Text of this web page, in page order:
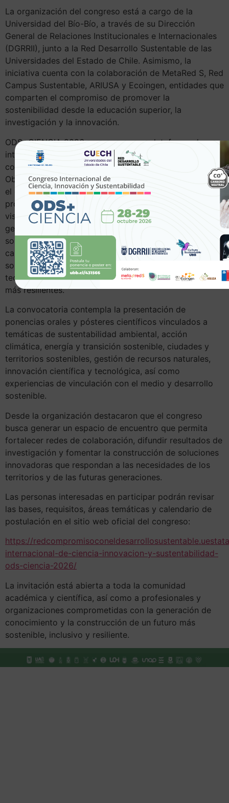
La organización del congreso está a cargo de la
Universidad del Bío-Bío, a través de su Dirección
General de Relaciones Institucionales e Internacionales
(DGRRII), junto a la Red Desarrollo Sustentable de las
Universidades del Estado de Chile. Asimismo, la
iniciativa cuenta con la colaboración de MetaRed S, Red
Campus Sustentable, ARIUSA y Ecoingen, entidades que
comparten el compromiso de promover la
sostenibilidad desde la educación superior, la
investigación y la innovación.
ODS+CIENCIA 2026 nace como una plataforma de
intercambio de conocimientos y experiencias que busca
contribuir al cumplimiento de la Agenda 2030 y los
Objetivos de Desarrollo Sostenible (ODS), promoviendo
el diálogo entre la academia, el sector público, el sector
productivo y la sociedad civil. La instancia permitirá
visibilizar investigaciones y proyectos que están
generando impacto en los territorios y aportando
soluciones concretas a desafíos globales como el
cambio climático, la transición energética, la gestión
sostenible de los recursos naturales, la innovación
tecnológica y el desarrollo de ciudades y comunidades
más resilientes.
La convocatoria contempla la presentación de
ponencias orales y pósteres científicos vinculados a
temáticas de sustentabilidad ambiental, acción
climática, energía y transición sostenible, ciudades y
territorios sostenibles, gestión de recursos naturales,
innovación científica y tecnológica, así como
experiencias de vinculación con el medio y desarrollo
sostenible.
Desde la organización destacaron que el congreso
busca generar un espacio de encuentro que permita
fortalecer redes de colaboración, difundir resultados de
investigación y fomentar la construcción de soluciones
innovadoras que respondan a las necesidades de los
territorios y de las futuras generaciones.
Las personas interesadas en participar podrán revisar
las bases, requisitos, áreas temáticas y calendario de
postulación en el sitio web oficial del congreso:
https://
internacional-de-ciencia-innovacion-y-sustentabilidad-
ods-ciencia-2026/
La invitación está abierta a toda la comunidad
académica y científica, así como a profesionales y
organizaciones comprometidas con la generación de
conocimiento y la construcción de un futuro más
sostenible, inclusivo y resiliente.